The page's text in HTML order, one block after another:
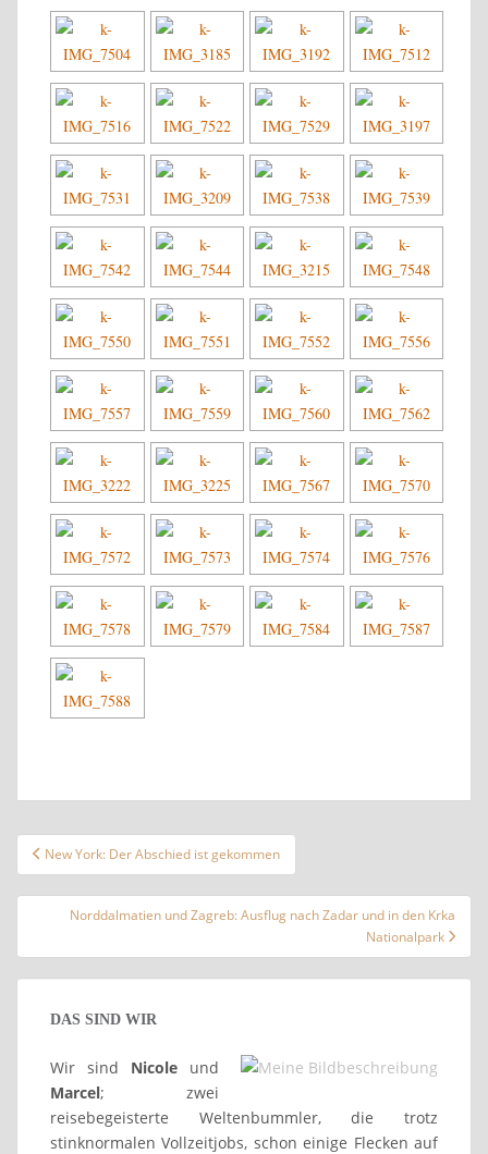
Beitragsnavigation
New York: Der Abschied ist gekommen
Norddalmatien und Zagreb: Ausflug nach Zadar und in den Krka
Nationalpark
DAS SIND WIR
Wir sind Nicole und
Marcel; zwei
reisebegeisterte Weltenbummler, die trotz
stinknormalen Vollzeitjobs, schon einige Flecken auf